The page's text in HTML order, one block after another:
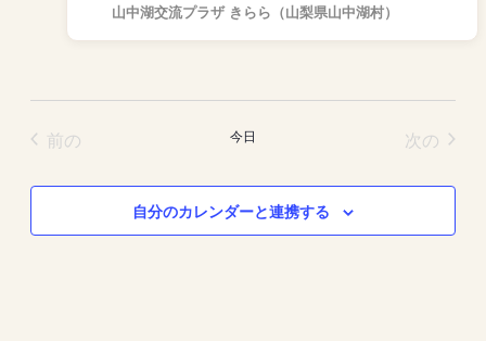
山中湖交流プラザ きらら（山梨県山中湖村）
前の 今日 次のイベ
自分のカレンダーと連携する